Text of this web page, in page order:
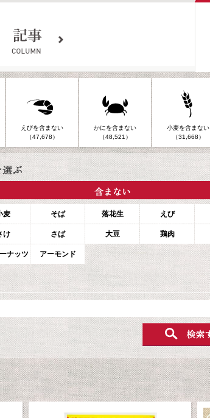
えびを含まない
（47,678）
かにを含まない
（48,521）
小麦を含まない
（31,668）
麦 そば 落花生 えび
け さば 大豆 鶏肉
ナッツ アーモンド